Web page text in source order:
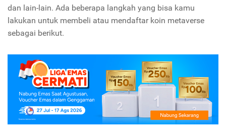
dan lain-lain. Ada beberapa langkah yang bisa kamu
lakukan untuk membeli atau mendaftar koin metaverse
sebagai berikut.